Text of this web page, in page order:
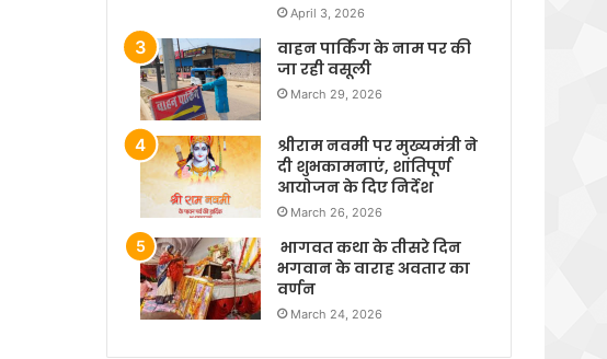
April 3, 2026
वाहन पार्किंग के नाम पर की
जा रही वसूली
March 29, 2026
श्रीराम नवमी पर मुख्यमंत्री ने
दी शुभकामनाएं, शांतिपूर्ण
आयोजन के दिए निर्देश
March 26, 2026
भागवत कथा के तीसरे दिन
भगवान के वाराह अवतार का
वर्णन
March 24, 2026